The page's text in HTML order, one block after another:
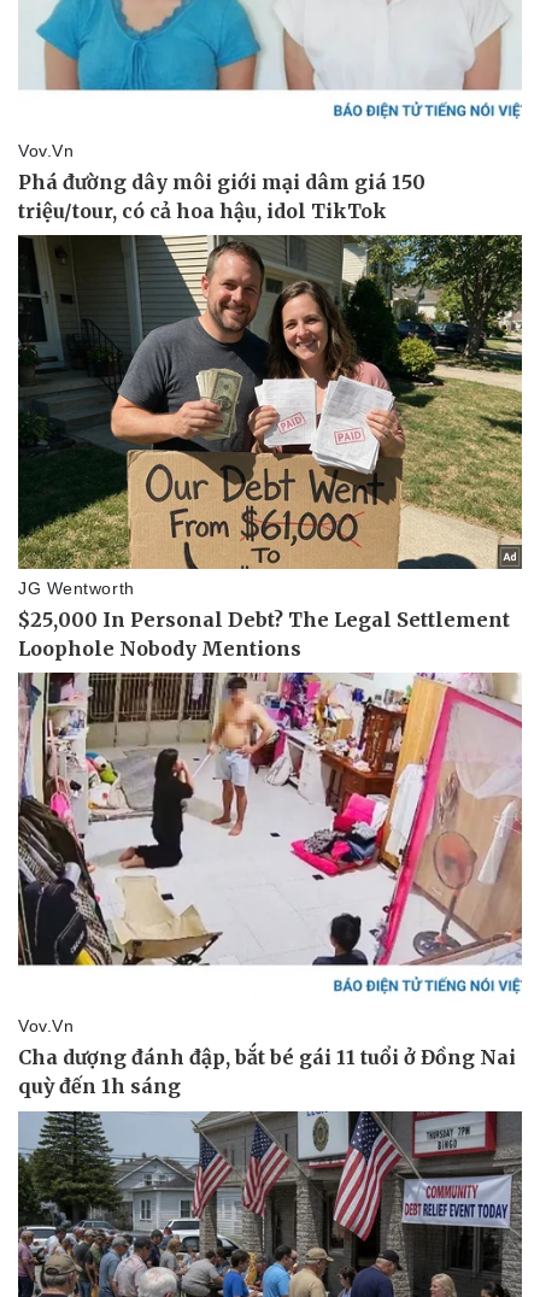
Sức khỏe
Dinh dưỡng - món ngon
Cây thuốc
Sản phụ khoa
Nhi khoa
Nam khoa
Làm đẹp - giảm cân
Phòng mạch online
Ăn sạch sống khỏe
Đời sống
Nhà đẹp
Blog
Tình yêu - Gia đình